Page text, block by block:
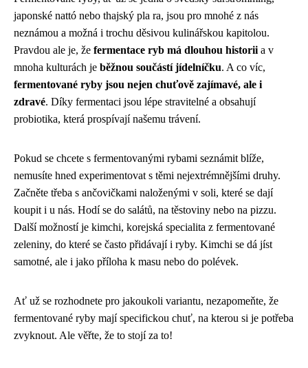
japonské nattó nebo thajský pla ra, jsou pro mnohé z nás
neznámou a možná i trochu děsivou kulinářskou kapitolou.
Pravdou ale je, že fermentace ryb má dlouhou historii a v
mnoha kulturách je běžnou součástí jídelníčku. A co víc,
fermentované ryby jsou nejen chuťově zajímavé, ale i
zdravé. Díky fermentaci jsou lépe stravitelné a obsahují
probiotika, která prospívají našemu trávení.
Pokud se chcete s fermentovanými rybami seznámit blíže,
nemusíte hned experimentovat s těmi nejextrémnějšími druhy.
Začněte třeba s ančovičkami naloženými v soli, které se dají
koupit i u nás. Hodí se do salátů, na těstoviny nebo na pizzu.
Další možností je kimchi, korejská specialita z fermentované
zeleniny, do které se často přidávají i ryby. Kimchi se dá jíst
samotné, ale i jako příloha k masu nebo do polévek.
Ať už se rozhodnete pro jakoukoli variantu, nezapomeňte, že
fermentované ryby mají specifickou chuť, na kterou si je potřeba
zvyknout. Ale věřte, že to stojí za to!